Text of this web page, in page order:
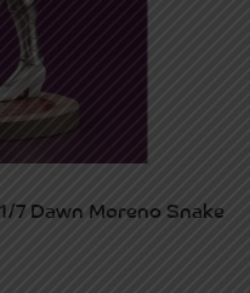
7 Dawn Moreno Snake